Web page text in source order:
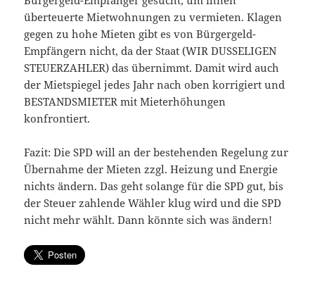
überteuerte Mietwohnungen zu vermieten. Klagen
gegen zu hohe Mieten gibt es von Bürgergeld-
Empfängern nicht, da der Staat (WIR DUSSELIGEN
STEUERZAHLER) das übernimmt. Damit wird auch
der Mietspiegel jedes Jahr nach oben korrigiert und
BESTANDSMIETER mit Mieterhöhungen
konfrontiert.
Fazit: Die SPD will an der bestehenden Regelung zur
Übernahme der Mieten zzgl. Heizung und Energie
nichts ändern. Das geht solange für die SPD gut, bis
der Steuer zahlende Wähler klug wird und die SPD
nicht mehr wählt. Dann könnte sich was ändern!